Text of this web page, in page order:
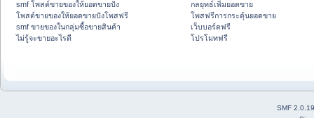
smf โพสต์ขายของให้ยอดขายปัง
โพสต์ขายของให้ยอดขายปังโพสฟรี
smf ขายของในกลุ่มซื้อขายสินค้า
ไม่รู้จะขายอะไรดี
กลยุทธ์เพิ่มยอดขาย
โพสฟรีการกระตุ้นยอดขาย
เว็บบอร์ดฟรี
โปรโมทฟรี
SMF 2.0.19